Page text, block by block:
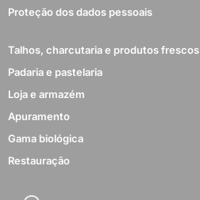
Proteção dos dados pessoais
Talhos, charcutaria e produtos frescos
Padaria e pastelaria
Loja e armazém
Apuramento
Gama biológica
Restauração